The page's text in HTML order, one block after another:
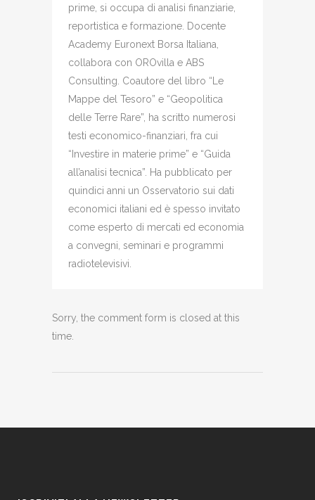
prime, si occupa di analisi finanziarie,
reportistica e formazione. Docente
Academy Euronext Borsa Italiana,
collabora con OROvilla e ABS
Consulting. Coautore del libro “Le
Mappe del Tesoro” e “Geopolitica
delle Terre Rare”, ha scritto numerosi
testi economico-finanziari, fra cui
“Investire in materie prime” e “Guida
all’analisi tecnica”. Ha pubblicato per
quindici anni un Osservatorio sui dati
economici italiani ed è spesso invitato
come esperto di mercati ed economia
a convegni, seminari e programmi
radiotelevisivi.
Sorry, the comment form is closed at this
time.